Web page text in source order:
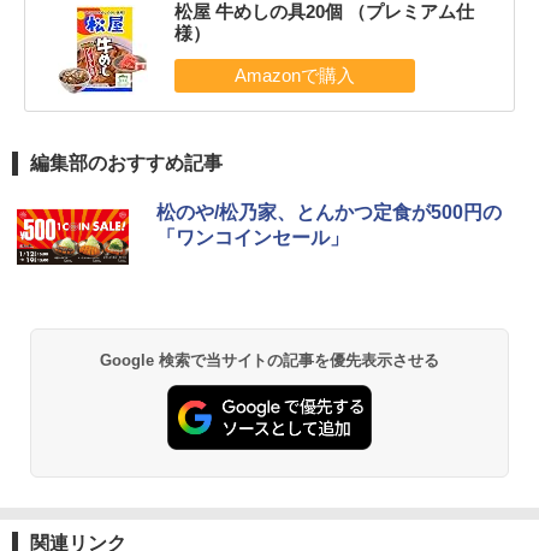
松屋 牛めしの具20個 （プレミアム仕
様）
編集部のおすすめ記事
松のや/松乃家、とんかつ定食が500円の
「ワンコインセール」
Google 検索で当サイトの記事を優先表示させる
関連リンク